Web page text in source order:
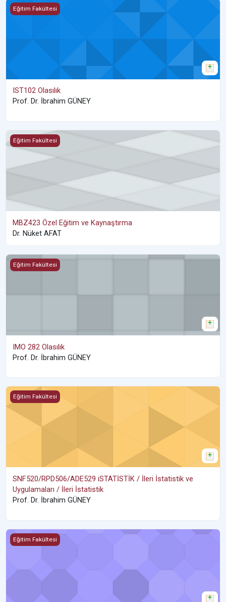
IST102 Olasılık
Eğitim Fakültesi
IST102 Olasılık
Prof. Dr. İbrahim GÜNEY
MBZ423 Özel Eğitim ve Kaynaştırma
Eğitim Fakültesi
MBZ423 Özel Eğitim ve Kaynaştırma
Dr. Nüket AFAT
IMO 282 Olasılık
Eğitim Fakültesi
IMO 282 Olasılık
Prof. Dr. İbrahim GÜNEY
SNF520/RPD506/ADE529 iSTATİSTİK / İleri İstatistik ve
Eğitim Fakültesi
SNF520/RPD506/ADE529 iSTATİSTİK / İleri İstatistik ve
Uygulamaları / İleri İstatistik
Prof. Dr. İbrahim GÜNEY
YÖS1 YÖS
Eğitim Fakültesi